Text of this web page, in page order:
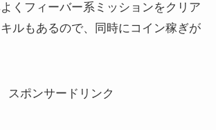
くフィーバー系ミッションをクリア
ルもあるので、同時にコイン稼ぎが
スポンサードリンク